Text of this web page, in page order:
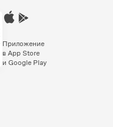
Приложение
в App Store
и Google Play